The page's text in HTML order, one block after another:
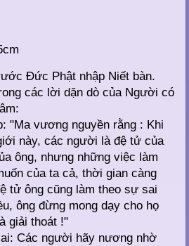
Đức Phật nhập Niết bàn.
các lời dặn dò của Người có
"Ma vương nguyền rằng : Khi
này, các người là đệ tử của
ông, nhưng những việc làm
của ta cả, thời gian càng
tử ông cũng làm theo sự sai
ông đừng mong dạy cho họ
giải thoát !"
Các người hãy nương nhờ